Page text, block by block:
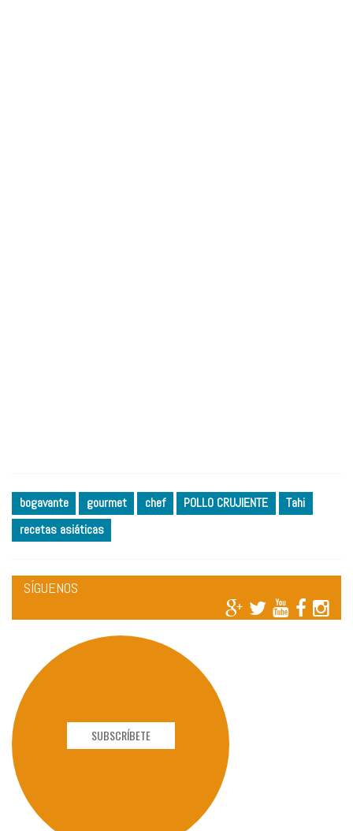
bogavante gourmet chef POLLO CRUJIENTE
Tahi
recetas asiáticas
SÍGUENOS
SUBSCRÍBETE